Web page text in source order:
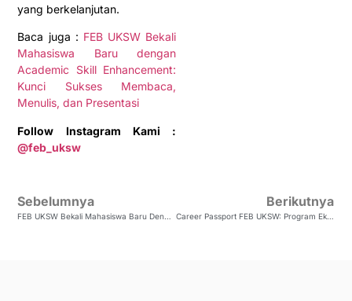
yang berkelanjutan.
Baca juga : FEB UKSW Bekali
Mahasiswa Baru dengan
Academic Skill Enhancement:
Kunci Sukses Membaca,
Menulis, dan Presentasi
Follow Instagram Kami :
@feb_uksw
Sebelumnya
FEB UKSW Bekali Mahasiswa Baru Dengan Academic Skill Enhancement: Kunci Sukses Membaca, Menulis, Dan Presentasi
Berikutnya
Career Passport FEB UKSW: Program Eksklusif Cetak Profesional Kelas Dunia Dengan Growth Mindset